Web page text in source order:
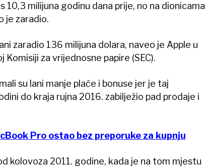
10,3 milijuna godinu dana prije, no na dionicama
je zaradio.
zaradio 136 milijuna dolara, naveo je Apple u
za vrijednosne papire (SEC).
su lani manje plaće i bonuse jer je taj
do kraja rujna 2016. zabilježio pad prodaje i
Pro ostao bez preporuke za kupnju
kolovoza 2011. godine, kada je na tom mjestu